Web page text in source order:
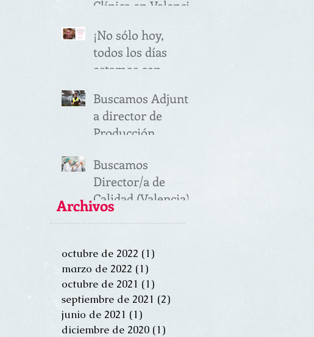
(VALENCIA)
Clínica en Valencia
¡No sólo hoy,
todos los días
estamos con
Buscamos Adjunto
a director de
Producción
Buscamos
Director/a de
Calidad (Valencia)
Archivos
octubre de 2022 (1)
marzo de 2022 (1)
octubre de 2021 (1)
septiembre de 2021 (2)
junio de 2021 (1)
diciembre de 2020 (1)